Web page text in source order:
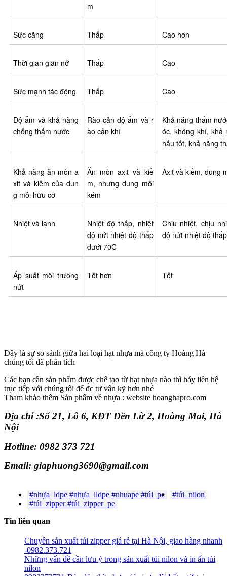
m
Sức căng Thấp Cao hơn
Thời gian giãn nở Thấp Cao
Sức mạnh tác động Thấp Cao
Độ ẩm và khả năng
chống thấm nước
Rào cản độ ẩm và r
ào cản khí
Khả năng thấm
ớc, không khí, khả
hấu tốt, khả năng
Khả năng ăn mòn a
xit và kiềm của dun
g môi hữu cơ
Ăn mòn axit và kiề
m, nhưng dung môi
kém
Axit và kiềm, dung
Nhiệt và lạnh
Nhiệt độ thấp, nhiệt
độ nứt nhiệt độ thấp
dưới 70C
Chịu nhiệt, chịu
độ nứt nhiệt độ
Áp suất môi trường
nứt
Tốt hơn Tốt
Đây là sự so sánh giữa hai loại hạt nhựa mà công ty Hoàng Hà
chúng tối đã phân tích
Các bạn cần sản phẩm được chế tạo từ hạt nhựa nào thì háy liên hệ
trục tiếp với chúng tôi để đc tư vấn kỹ hơn nhé
Tham khảo thêm Sản phẩm về nhựa : website hoanghapro.com
Địa chỉ :Số 21, Lô 6, KĐT Đền Lừ 2, Hoàng Mai, Hà
Nội
Hotline: 0982 373 721
Email: giaphuong3690@gmail.com
#nhựa_ldpe #nhựa_lldpe #nhuape #túi_pe
#túi_nilon
#túi_zipper #túi_zipper_pe
Tin liên quan
Chuyên sản xuất túi zipper giá rẻ tại Hà Nội, giao hàng nhanh
-0982.373.721
Những vấn đề cần lưu ý trong sản xuất túi nilon và in ấn túi
nilon